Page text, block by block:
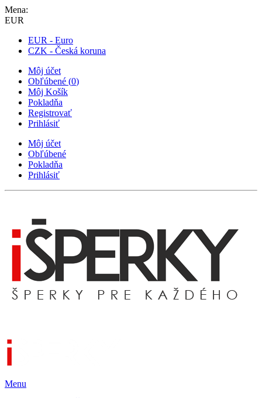
Mena:
EUR
EUR - Euro
CZK - Česká koruna
Môj účet
Obľúbené (0)
Môj Košík
Pokladňa
Registrovať
Prihlásiť
Môj účet
Obľúbené
Pokladňa
Prihlásiť
Menu